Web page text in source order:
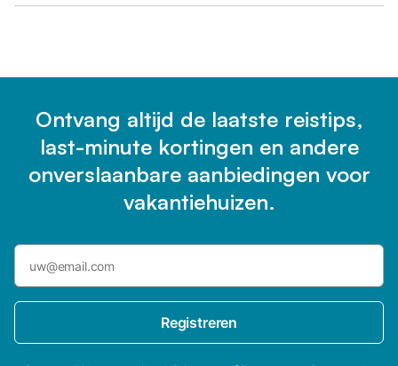
Ontvang altijd de laatste reistips,
last-minute kortingen en andere
onverslaanbare aanbiedingen voor
vakantiehuizen.
Registreren